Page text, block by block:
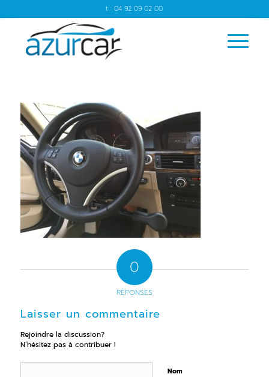
t : 04 92 09 02 00
0
RÉPONSES
Laisser un commentaire
Rejoindre la discussion?
N’hésitez pas à contribuer !
Nom